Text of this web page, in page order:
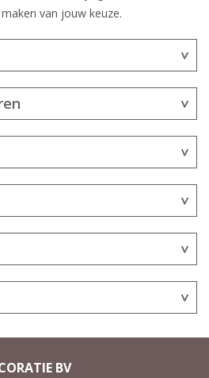
van jouw keuze.
BV